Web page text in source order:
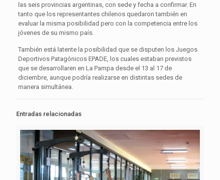
las seis provincias argentinas, con sede y fecha a confirmar. En
tanto que los representantes chilenos quedaron también en
evaluar la misma posibilidad pero con la competencia entre los
jóvenes de su mismo país.
También está latente la posibilidad que se disputen los Juegos
Deportivos Patagónicos EPADE, los cuales estaban previstos
que se desarrollaren en La Pampa desde el 13 al 17 de
diciembre, aunque podría realizarse en distintas sedes de
manera simultánea.
Entradas relacionadas